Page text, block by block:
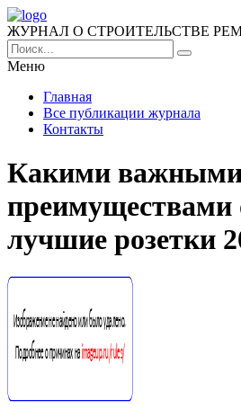
ЖУРНАЛ О СТРОИТЕЛЬСТВЕ
Меню
Главная
Все публикации журнала
Контакты
Какими
преимуществами
лучшие розетки